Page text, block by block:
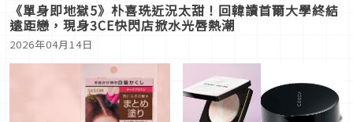
《單身即地獄5》朴喜珗近況太甜！回韓讀首爾大學終結
遠距戀，現身3CE快閃店掀水光唇熱潮
2026年04月14日